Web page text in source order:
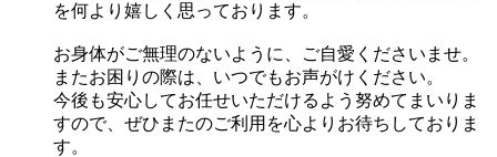
を何より嬉しく思っております。
お身体がご無理のないように、ご自愛くださいませ。
またお困りの際は、いつでもお声がけください。
今後も安心してお任せいただけるよう努めてまいりま
すので、ぜひまたのご利用を心よりお待ちしておりま
す。